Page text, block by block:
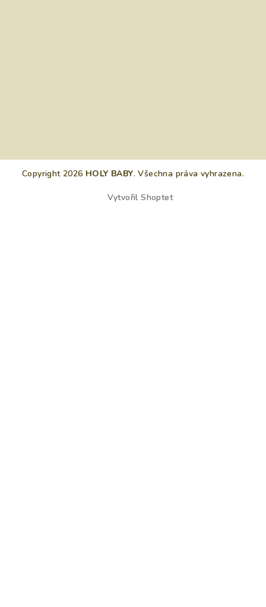
Copyright 2026 HOLY BABY. Všechna práva vyhrazena.
Vytvořil Shoptet